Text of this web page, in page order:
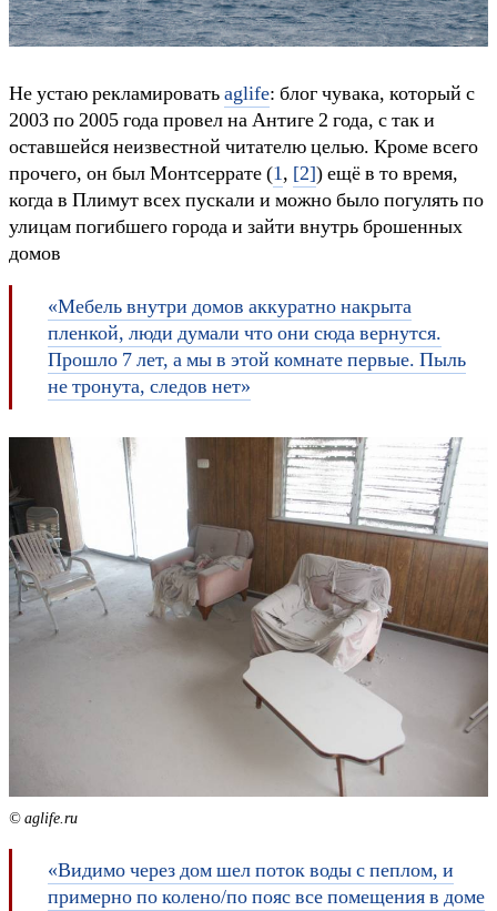
Не устаю рекламироватьaglife: блог чувака, который с
2003 по 2005 года провел на Антиге 2 года, с так и
оставшейся неизвестной читателю целью. Кроме всего
прочего, он был Монтсеррате (1, [2]) ещё в то время,
когда в Плимут всех пускали и можно было погулять по
улицам погибшего города и зайти внутрь брошенных
домов
«Мебель внутри домов аккуратно накрыта
пленкой, люди думали что они сюда вернутся.
Прошло 7 лет, а мы в этой комнате первые. Пыль
не тронута, следов нет»
© aglife.ru
«Видимо через дом шел поток воды с пеплом, и
примерно по колено/по пояс все помещения в доме